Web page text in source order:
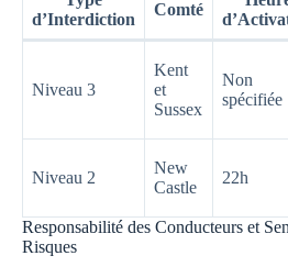
d’Interdiction
Comté
Niveau 3
Kent
et
Sussex
Non
spécifiée
Niveau 2
New
Castle
22h
Responsabilité des Conducteurs et
Risques